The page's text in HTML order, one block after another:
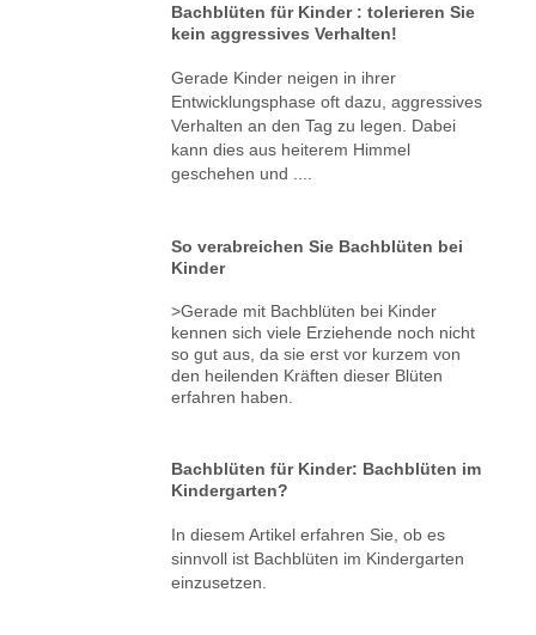
Bachblüten für Kinder : tolerieren Sie
kein aggressives Verhalten!
Gerade Kinder neigen in ihrer
Entwicklungsphase oft dazu, aggressives
Verhalten an den Tag zu legen. Dabei
kann dies aus heiterem Himmel
geschehen und ....
So verabreichen Sie Bachblüten bei
Kinder
>Gerade mit Bachblüten bei Kinder
kennen sich viele Erziehende noch nicht
so gut aus, da sie erst vor kurzem von
den heilenden Kräften dieser Blüten
erfahren haben.
Bachblüten für Kinder: Bachblüten im
Kindergarten?
In diesem Artikel erfahren Sie, ob es
sinnvoll ist Bachblüten im Kindergarten
einzusetzen.